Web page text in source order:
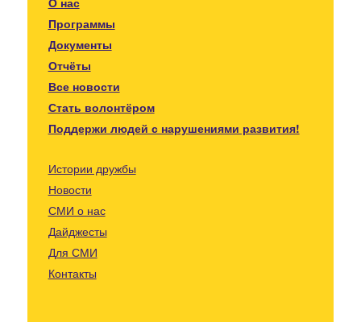
Программы
Документы
Отчёты
Все новости
Стать волонтёром
Поддержи людей с нарушениями развития!
Истории дружбы
Новости
СМИ о нас
Дайджесты
Для СМИ
Контакты